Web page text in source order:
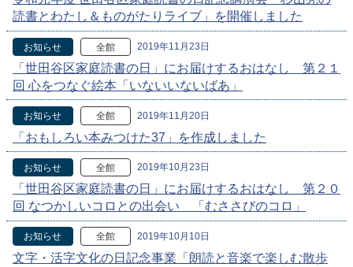
読書とわたし＆ものがたりライブ」を開催しました
お知らせ 全館 2019年11月23日
「世田谷区家庭読書の日」にお届けするおはなし 第２１
回 心をつなぐ絵本「いないいないばあ」
お知らせ 全館 2019年11月20日
「おもしろい本みつけた37」を作成しました
お知らせ 全館 2019年10月23日
「世田谷区家庭読書の日」にお届けするおはなし 第２０
回 なつかしいコロとの出会い 「むささびのコロ」
お知らせ 全館 2019年10月10日
文字・活字文化の日記念事業「朗読と音楽で楽しむ散歩